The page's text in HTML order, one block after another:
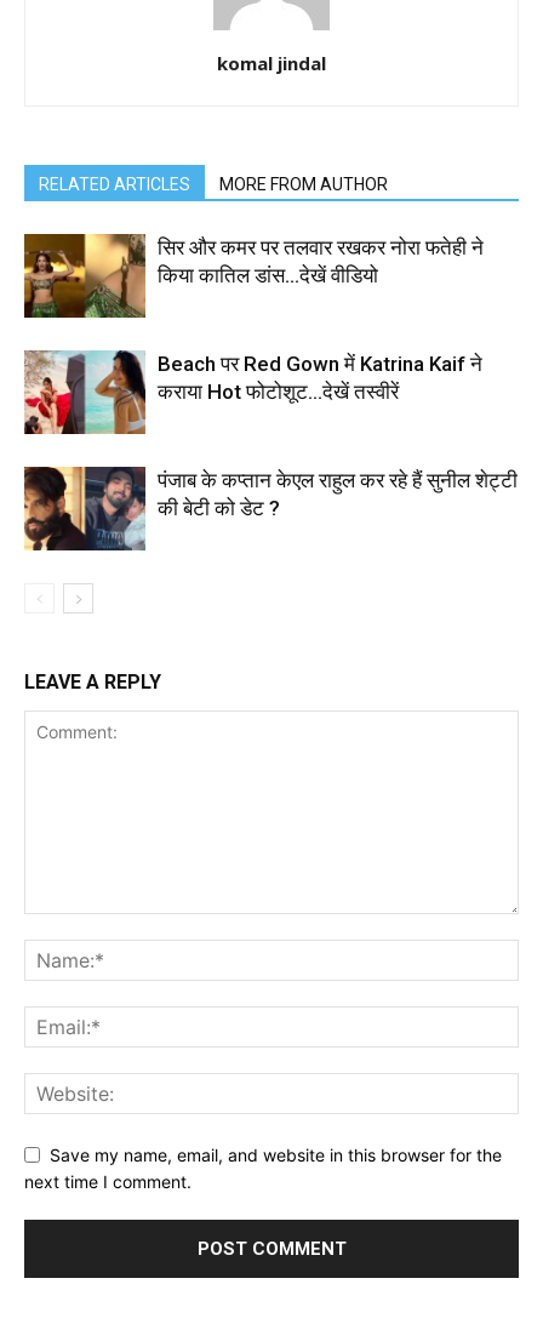
komal jindal
RELATED ARTICLES MORE FROM AUTHOR
सिर और कमर पर तलवार रखकर नोरा फतेही ने
किया कातिल डांस…देखें वीडियो
Beach पर Red Gown में Katrina Kaif ने
कराया Hot फोटोशूट…देखें तस्वीरें
पंजाब के कप्तान केएल राहुल कर रहे हैं सुनील शेट्टी
की बेटी को डेट ?
LEAVE A REPLY
Save my name, email, and website in this browser for the
next time I comment.